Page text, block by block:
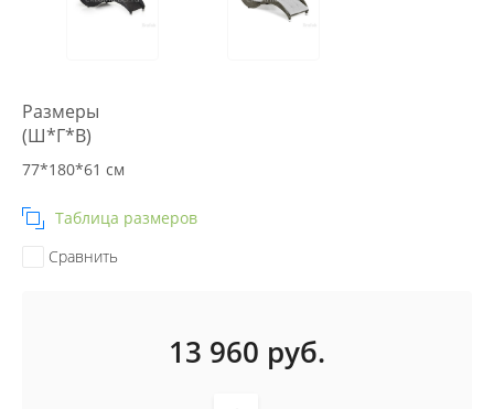
Размеры
(Ш*Г*В)
77*180*61 см
Таблица размеров
Сравнить
13 960 руб.